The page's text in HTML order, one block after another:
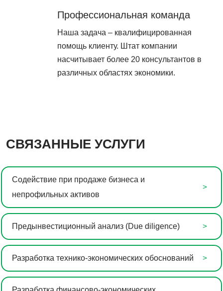
Профессиональная команда
Наша задача – квалифицированная
помощь клиенту. Штат компании
насчитывает более 20 консультантов в
различных областях экономики.
СВЯЗАННЫЕ УСЛУГИ
Содействие при продаже бизнеса и
непрофильных активов
Предынвестиционный анализ (Due diligence)
Разработка технико-экономических обоснований